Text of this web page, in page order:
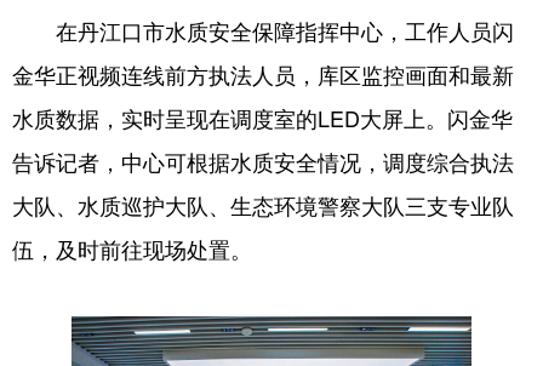
浙江 安徽 福建 江西
山东 河南 湖北 湖南
广东 广西 重庆
陕西 甘肃
在丹江口市水质安全保障指挥中心，工作人员闪
金华正视频连线前方执法人员，库区监控画面和最新
水质数据，实时呈现在调度室的LED大屏上。闪金华
告诉记者，中心可根据水质安全情况，调度综合执法
大队、水质巡护大队、生态环境警察大队三支专业队
伍，及时前往现场处置。